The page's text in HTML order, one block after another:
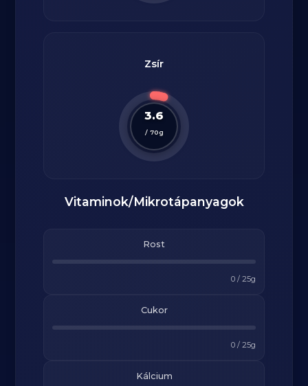
Zsír
3.6
/ 70g
Vitaminok/Mikrotápanyagok
Rost
0/ 25g
Cukor
0/ 25g
Kálcium